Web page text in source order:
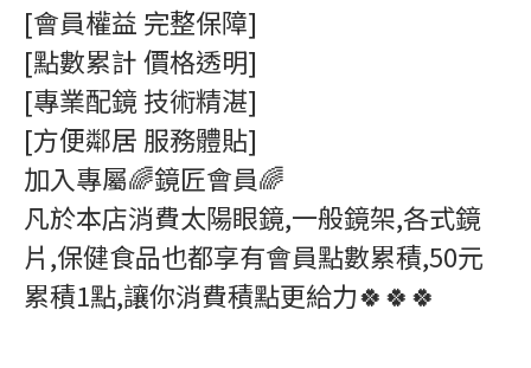
[會員權益 完整保障]
[點數累計 價格透明]
[專業配鏡 技術精湛]
[方便鄰居 服務體貼]
加入專屬🌈鏡匠會員🌈
凡於本店消費太陽眼鏡,一般鏡架,各式鏡
片,保健食品也都享有會員點數累積,50元
累積1點,讓你消費積點更給力🍀🍀🍀